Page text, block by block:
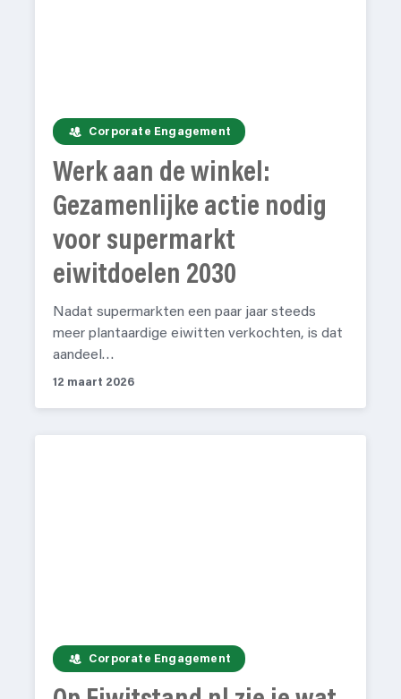
Corporate Engagement
Werk aan de winkel:
Gezamenlijke actie nodig
voor supermarkt
eiwitdoelen 2030
Nadat supermarkten een paar jaar steeds
meer plantaardige eiwitten verkochten, is dat
aandeel…
12 maart 2026
Corporate Engagement